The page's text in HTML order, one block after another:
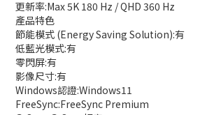
更新率:Max 5K 180 Hz / QHD 360 Hz
產品特色
節能模式 (Energy Saving Solution):有
低藍光模式:有
零閃屏:有
影像尺寸:有
Windows認證:Windows11
FreeSync:FreeSync Premium